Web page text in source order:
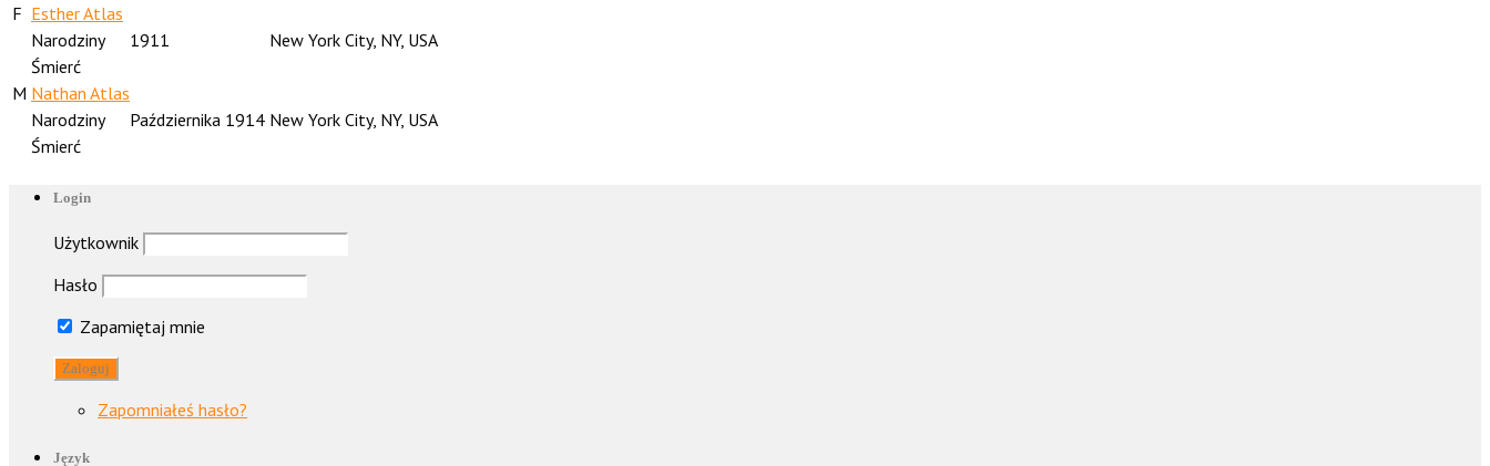
F Esther Atlas
Narodziny
1911
New York City, NY, USA
Śmierć
M Nathan Atlas
Narodziny
Października 1914 New York City, NY, USA
Śmierć
Login
Użytkownik
Hasło
Zapamiętaj mnie
Zapomniałeś hasło?
Język